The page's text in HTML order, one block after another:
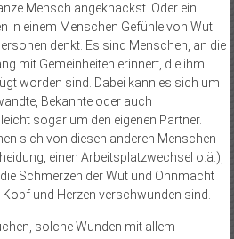
Mensch angeknackst. Oder ein
in einem Menschen Gefühle von Wut
denkt. Es sind Menschen, an die
mit Gemeinheiten erinnert, die ihm
worden sind. Dabei kann es sich um
Bekannte oder auch
sogar um den eigenen Partner.
sich von diesen anderen Menschen
einen Arbeitsplatzwechsel o.ä.),
Schmerzen der Wut und Ohnmacht
und Herzen verschwunden sind.
solche Wunden mit allem